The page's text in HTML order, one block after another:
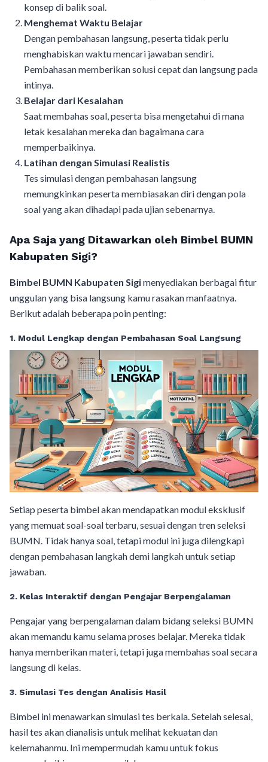
konsep di balik soal.
Menghemat Waktu Belajar
Dengan pembahasan langsung, peserta tidak perlu
menghabiskan waktu mencari jawaban sendiri.
Pembahasan memberikan solusi cepat dan langsung pada
intinya.
Belajar dari Kesalahan
Saat membahas soal, peserta bisa mengetahui di mana
letak kesalahan mereka dan bagaimana cara
memperbaikinya.
Latihan dengan Simulasi Realistis
Tes simulasi dengan pembahasan langsung
memungkinkan peserta membiasakan diri dengan pola
soal yang akan dihadapi pada ujian sebenarnya.
Apa Saja yang Ditawarkan oleh Bimbel BUMN
Kabupaten Sigi?
Bimbel BUMN Kabupaten Sigimenyediakan berbagai fitur
unggulan yang bisa langsung kamu rasakan manfaatnya.
Berikut adalah beberapa poin penting:
1. Modul Lengkap dengan Pembahasan Soal Langsung
Setiap peserta bimbel akan mendapatkan modul eksklusif
yang memuat soal-soal terbaru, sesuai dengan tren seleksi
BUMN. Tidak hanya soal, tetapi modul ini juga dilengkapi
dengan pembahasan langkah demi langkah untuk setiap
jawaban.
2. Kelas Interaktif dengan Pengajar Berpengalaman
Pengajar yang berpengalaman dalam bidang seleksi BUMN
akan memandu kamu selama proses belajar. Mereka tidak
hanya memberikan materi, tetapi juga membahas soal secara
langsung di kelas.
3. Simulasi Tes dengan Analisis Hasil
Bimbel ini menawarkan simulasi tes berkala. Setelah selesai,
hasil tes akan dianalisis untuk melihat kekuatan dan
kelemahanmu. Ini mempermudah kamu untuk fokus